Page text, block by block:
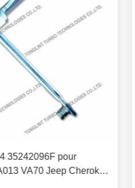
35242096F pour
VA70 Jeep Cherokee